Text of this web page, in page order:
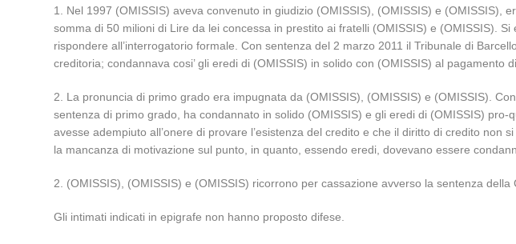
1. Nel 1997 (OMISSIS) aveva convenuto in giudizio (OMISSIS), (OMISSIS) e
somma di 50 milioni di Lire da lei concessa in prestito ai fratelli (OMISSIS) e (OMISSIS).
rispondere all’interrogatorio formale. Con sentenza del 2 marzo 2011 il Tribunale di
creditoria; condannava cosi’ gli eredi di (OMISSIS) in solido con (OMISSIS) al pagamento
2. La pronuncia di primo grado era impugnata da (OMISSIS), (OMISSIS) e (OMISSIS).
sentenza di primo grado, ha condannato in solido (OMISSIS) e gli eredi di (OMISSIS)
avesse adempiuto all’onere di provare l’esistenza del credito e che il diritto di credito
la mancanza di motivazione sul punto, in quanto, essendo eredi, dovevano essere
2. (OMISSIS), (OMISSIS) e (OMISSIS) ricorrono per cassazione avverso la sentenza della
Gli intimati indicati in epigrafe non hanno proposto difese.